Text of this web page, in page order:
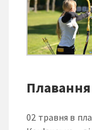
Плавання
02 травня в